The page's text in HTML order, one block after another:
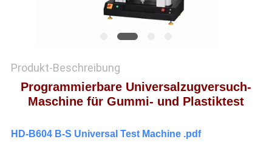
Produkt-Beschreibung
Programmierbare Universalzugversuch-
Maschine für Gummi- und Plastiktest
HD-B604 B-S Universal Test Machine .pdf